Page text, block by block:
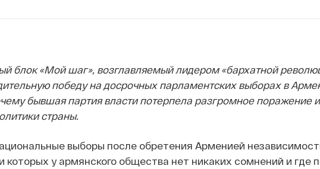
блок «Мой шаг», возглавляемый лидером «бархатной
победу на досрочных парламентских выборах в
бывшая партия власти потерпела разгромное поражение
страны.
выборы после обретения Арменией
которых у армянского общества нет никаких сомнений и где